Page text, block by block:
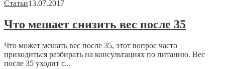
Статьи13.07.2017
Что мешает снизить вес после 35
Что может мешать вес после 35, этот вопрос часто
приходиться разбирать на консультациях по питанию. Вес
после 35 уходит с...